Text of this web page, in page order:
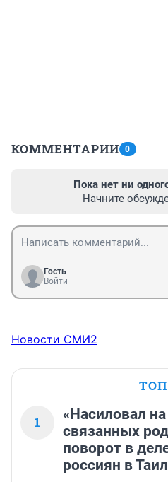
КОММЕНТАРИИ 0
Пока нет ни
Начните
Гость
Войти
Новости СМИ2
ТОП
1
«Насиловал на
связанных
поворот в
россиян в